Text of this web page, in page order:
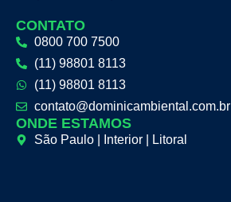
CONTATO
0800 700 7500
(11) 98801 8113
(11) 98801 8113
contato@dominicambiental.com.br
ONDE ESTAMOS
São Paulo | Interior | Litoral